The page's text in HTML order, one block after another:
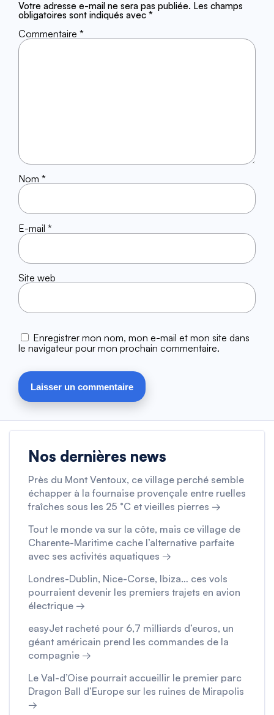
Votre adresse e-mail ne sera pas publiée. Les champs
obligatoires sont indiqués avec *
Commentaire *
Nom *
E-mail *
Site web
Enregistrer mon nom, mon e-mail et mon site dans
le navigateur pour mon prochain commentaire.
Nos dernières news
Près du Mont Ventoux, ce village perché semble
échapper à la fournaise provençale entre ruelles
fraîches sous les 25 °C et vieilles pierres →
Tout le monde va sur la côte, mais ce village de
Charente-Maritime cache l’alternative parfaite
avec ses activités aquatiques →
Londres-Dublin, Nice-Corse, Ibiza… ces vols
pourraient devenir les premiers trajets en avion
électrique →
easyJet racheté pour 6,7 milliards d’euros, un
géant américain prend les commandes de la
compagnie →
Le Val-d’Oise pourrait accueillir le premier parc
Dragon Ball d’Europe sur les ruines de Mirapolis
→